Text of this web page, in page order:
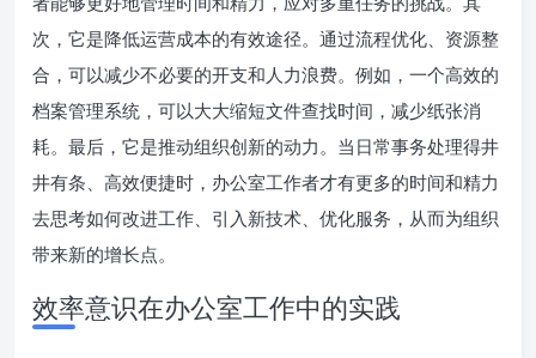
次，它是降低运营成本的有效途径。通过流程优化、资源整
合，可以减少不必要的开支和人力浪费。例如，一个高效的
档案管理系统，可以大大缩短文件查找时间，减少纸张消
耗。最后，它是推动组织创新的动力。当日常事务处理得井
井有条、高效便捷时，办公室工作者才有更多的时间和精力
去思考如何改进工作、引入新技术、优化服务，从而为组织
带来新的增长点。
效率意识在办公室工作中的实践